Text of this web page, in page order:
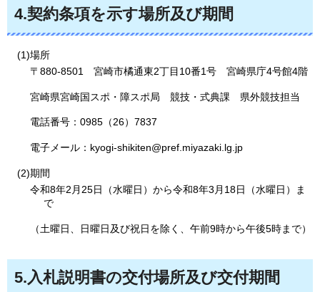
4.契約条項を示す場所及び期間
(1)場所
〒880-8501
宮崎市橘通東2丁目10番1号 宮崎県庁4号館4階
宮崎県宮崎国スポ・障スポ局 競技・式典課 県外競技担当
電話番号：0985（26）7837
電子メール：kyogi-shikiten@pref.miyazaki.lg.jp
(2)期間
令和8年2月25日（水曜日）から令和8年3月18日（水曜日）ま
で
（土曜日、日曜日及び祝日を除く、午前9時から午後5時まで）
5.入札説明書の交付場所及び交付期間